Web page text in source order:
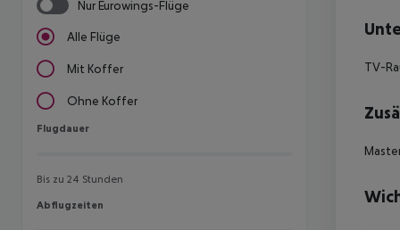
Nur Eurowings-Flüge
Alle Flüge
Mit Koffer
Ohne Koffer
Flugdauer
Flugdauer
Bis zu 24 Stunden
Abflugzeiten
Abflugzeiten
TV-